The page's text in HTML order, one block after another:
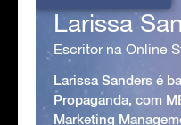
Larissa
Escritor na Online
Larissa Sanders é
Propaganda, com
Marketing